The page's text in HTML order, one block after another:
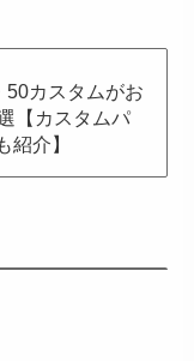
50カスタムがお
【カスタムパ
紹介】